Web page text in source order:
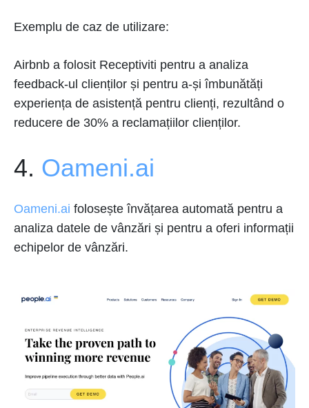
Exemplu de caz de utilizare:
Airbnb a folosit Receptiviti pentru a analiza
feedback-ul clienților și pentru a-și îmbunătăți
experiența de asistență pentru clienți, rezultând o
reducere de 30% a reclamațiilor clienților.
4. Oameni.ai
Oameni.ai folosește învățarea automată pentru a
analiza datele de vânzări și pentru a oferi informații
echipelor de vânzări.